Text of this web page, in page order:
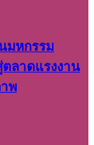
มหกรรม
ลาดแรงงาน
พ